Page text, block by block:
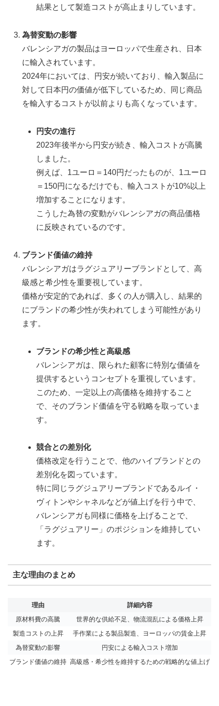
結果として製造コストが高止まりしています。
為替変動の影響
バレンシアガの製品はヨーロッパで生産され、日本
に輸入されています。
2024年においては、円安が続いており、輸入製品に
対して日本円の価値が低下しているため、同じ商品
を輸入するコストが以前よりも高くなっています。
円安の進行
2023年後半から円安が続き、輸入コストが高騰
しました。
例えば、1ユーロ＝140円だったものが、1ユーロ
＝150円になるだけでも、輸入コストが10%以上
増加することになります。
こうした為替の変動がバレンシアガの商品価格
に反映されているのです。
ブランド価値の維持
バレンシアガはラグジュアリーブランドとして、高
級感と希少性を重要視しています。
価格が安定的であれば、多くの人が購入し、結果的
にブランドの希少性が失われてしまう可能性があり
ます。
ブランドの希少性と高級感
バレンシアガは、限られた顧客に特別な価値を
提供するというコンセプトを重視しています。
このため、一定以上の高価格を維持すること
で、そのブランド価値を守る戦略を取っていま
す。
競合との差別化
価格改定を行うことで、他のハイブランドとの
差別化を図っています。
特に同じラグジュアリーブランドであるルイ・
ヴィトンやシャネルなどが値上げを行う中で、
バレンシアガも同様に価格を上げることで、
「ラグジュアリー」のポジションを維持してい
ます。
主な理由のまとめ
理由
詳細内容
原材料費の高騰
世界的な供給不足、物流混乱による価格上昇
製造コストの上昇
手作業による製品製造、ヨーロッパの賃金上昇
為替変動の影響
円安による輸入コスト増加
ブランド価値の維持 高級感・希少性を維持するための戦略的な値上げ